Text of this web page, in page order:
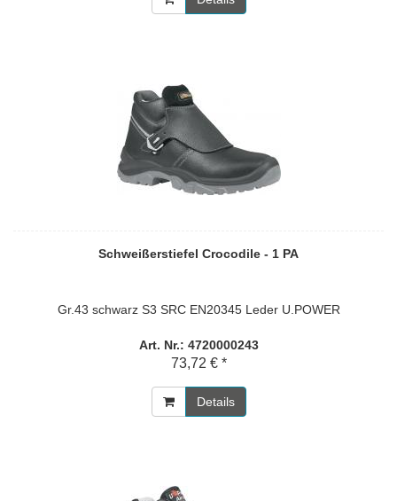
Schweißerstiefel Crocodile - 1 PA
Gr.43 schwarz S3 SRC EN20345 Leder U.POWER
Art. Nr.: 4720000243
73,72 € *
Details